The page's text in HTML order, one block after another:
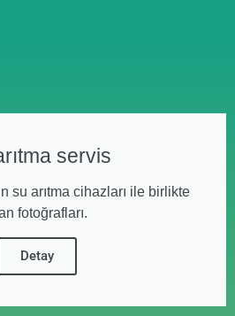
servis
su arıtma cihazları ile birlikte
fotoğrafları.
Detay